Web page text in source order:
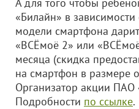
«Билайн» в
модели смартфона
«ВСЁмоё 2» или
месяца (скидка
на смартфон в размере
Организатор акции
Подробности по ссылке